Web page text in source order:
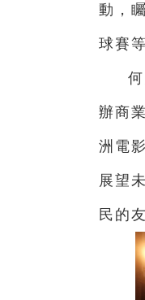
動，
球賽
辦商
洲電
展望
民的